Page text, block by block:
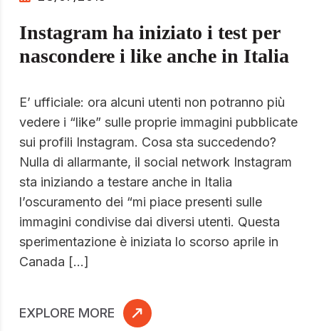
Instagram ha iniziato i test per
nascondere i like anche in Italia
E’ ufficiale: ora alcuni utenti non potranno più
vedere i “like” sulle proprie immagini pubblicate
sui profili Instagram. Cosa sta succedendo?
Nulla di allarmante, il social network Instagram
sta iniziando a testare anche in Italia
l’oscuramento dei “mi piace presenti sulle
immagini condivise dai diversi utenti. Questa
sperimentazione è iniziata lo scorso aprile in
Canada […]
EXPLORE MORE